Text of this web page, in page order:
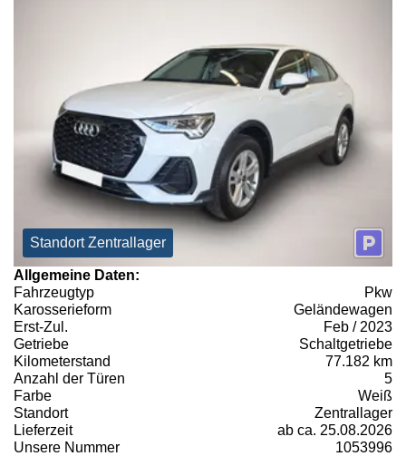
Standort Zentrallager
Allgemeine Daten:
Fahrzeugtyp
Pkw
Karosserieform
Geländewagen
Erst-Zul.
Feb / 2023
Getriebe
Schaltgetriebe
Kilometerstand
77.182 km
Anzahl der Türen
5
Farbe
Weiß
Standort
Zentrallager
Lieferzeit
ab ca. 25.08.2026
Unsere Nummer
1053996